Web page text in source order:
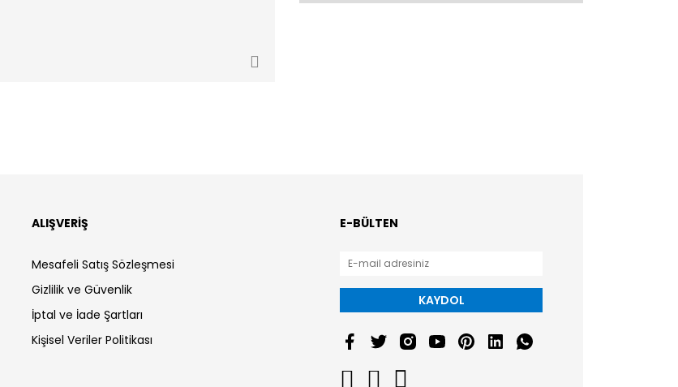
ALIŞVERİŞ
Mesafeli Satış Sözleşmesi
Gizlilik ve Güvenlik
İptal ve İade Şartları
Kişisel Veriler Politikası
E-BÜLTEN
KAYDOL